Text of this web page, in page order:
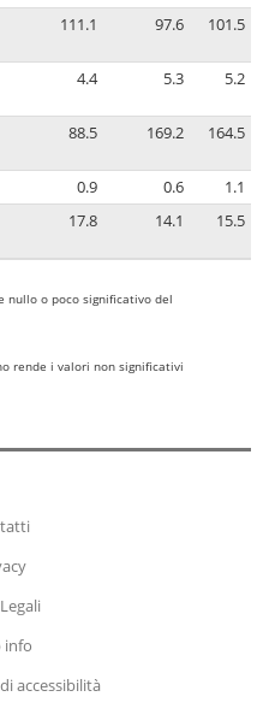
111.1 97.6 101.5
4.4 5.3 5.2
88.5 169.2 164.5
0.9 0.6
1.1
17.8 14.1 15.5
nullo o poco significativo del
rende i valori non significativi
info
accessibilità